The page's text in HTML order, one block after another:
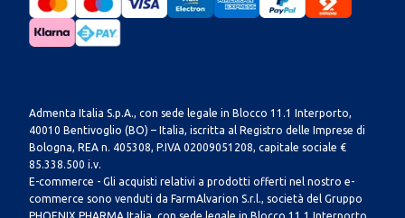
Admenta Italia S.p.A., con sede legale in Blocco 11.1 Interporto,
40010 Bentivoglio (BO) – Italia, iscritta al Registro delle Imprese di
Bologna, REA n. 405308, P.IVA 02009051208, capitale sociale €
85.338.500 i.v.
E-commerce - Gli acquisti relativi a prodotti offerti nel nostro e-
commerce sono venduti da FarmAlvarion S.r.l., società del Gruppo